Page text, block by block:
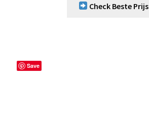
Check Beste Prijs
Save